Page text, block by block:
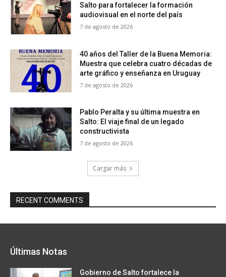
Salto para fortalecer la formación
audiovisual en el norte del país
7 de agosto de 2026
40 años del Taller de la Buena Memoria:
Muestra que celebra cuatro décadas de
arte gráfico y enseñanza en Uruguay
7 de agosto de 2026
Pablo Peralta y su última muestra en
Salto: El viaje final de un legado
constructivista
7 de agosto de 2026
Cargar más
RECENT COMMENTS
Últimas Notas
Gobierno de Salto fortalece la